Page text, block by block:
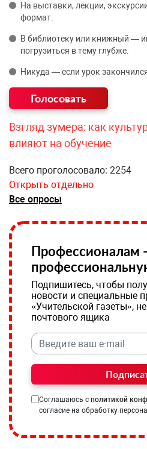
На выставки, лекции,
формат.
В библиотеку или книжный —
погрузиться в тему глубже.
Никуда — если урок
Взгляд зумера: как
влияют на обучение
Всего проголосовало: 2254
Открыть отдельно
Все опросы
Профессионалам
Подпишитесь, чтобы
новости и специальные
«Учительской газеты»,
почтового ящика
Соглашаюсь с политикой
согласие на обработку